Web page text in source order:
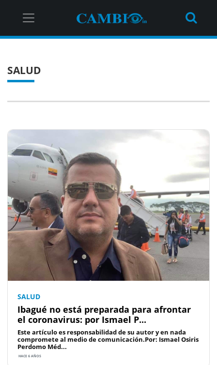
SALUD
SALUD
Ibagué no está preparada para afrontar
el coronavirus: por Ismael P...
Este artículo es responsabilidad de su autor y en nada
compromete al medio de comunicación.Por: Ismael Osiris
Perdomo Méd...
HACE 6 AÑOS